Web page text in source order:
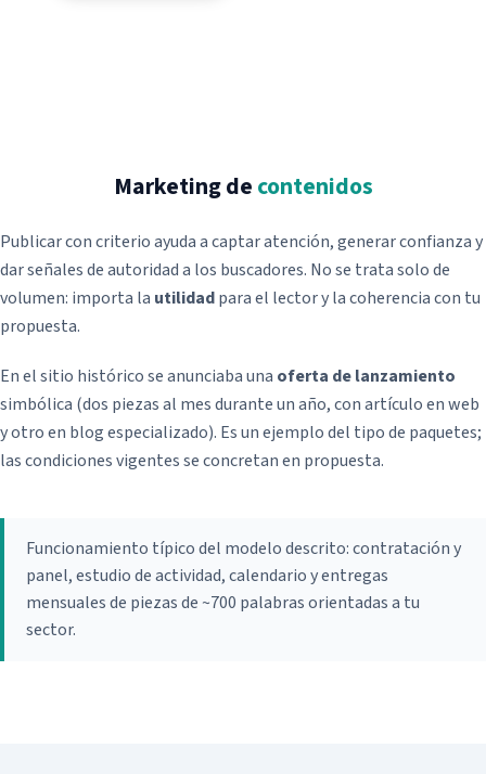
Redacción de contenidos
Blog SEO Express
Vídeo marketing
Android
iOS
Smart TV
Apps para abogados
Restaurantes
Fotografía de producto
Recuperación de dominios
Hosting Profesional Linux
Hosting Profesional Windows
Hosting Plan Correo 10
Marketing decontenidos
Publicar con criterio ayuda a captar atención, generar confianza y
dar señales de autoridad a los buscadores. No se trata solo de
volumen: importa la utilidadpara el lector y la coherencia con tu
propuesta.
En el sitio histórico se anunciaba una oferta de lanzamiento
simbólica (dos piezas al mes durante un año, con artículo en web
y otro en blog especializado). Es un ejemplo del tipo de paquetes;
las condiciones vigentes se concretan en propuesta.
Funcionamiento típico del modelo descrito: contratación y
panel, estudio de actividad, calendario y entregas
mensuales de piezas de ~700 palabras orientadas a tu
sector.